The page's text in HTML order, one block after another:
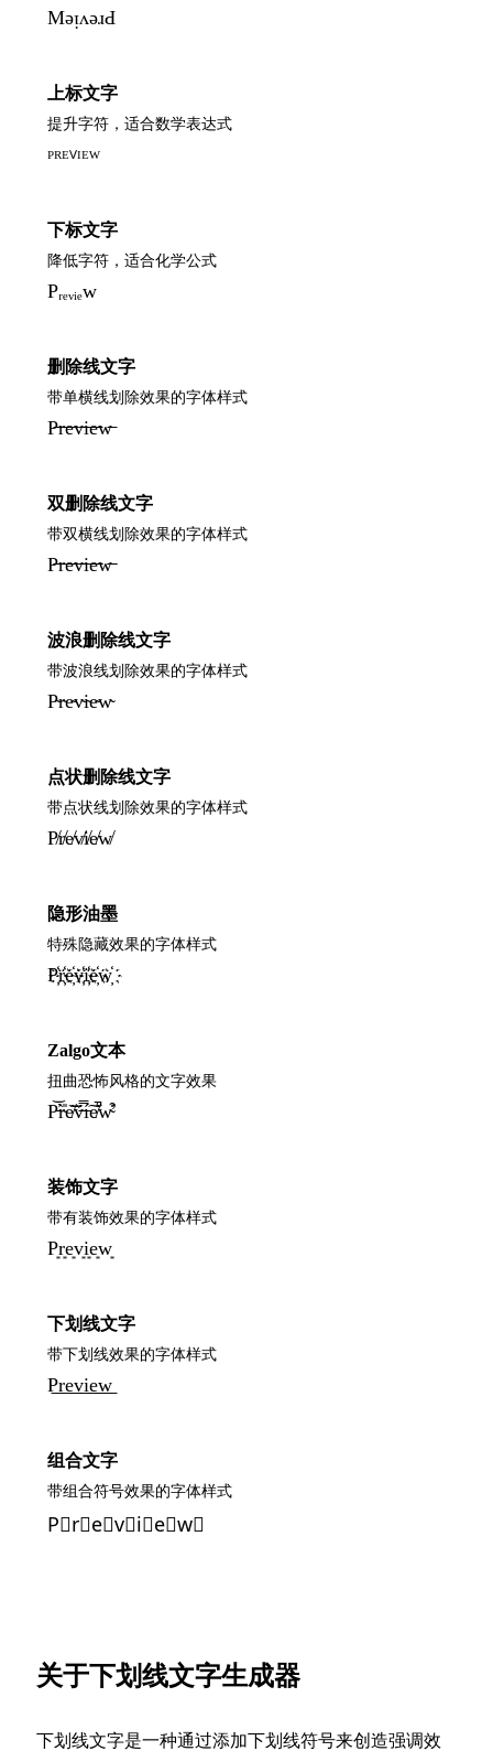
MǝᴉʌǝɹԀ
上标文字
提升字符，适合数学表达式
ᴾᴿᴱⱽᴵᴱᵂ
下标文字
降低字符，适合化学公式
Pᵣₑᵥᵢₑw
删除线文字
带单横线划除效果的字体样式
P̶r̶e̶v̶i̶e̶w̶
双删除线文字
带双横线划除效果的字体样式
P̶̶r̶̶e̶̶v̶̶i̶̶e̶̶w̶̶
波浪删除线文字
带波浪线划除效果的字体样式
P̴r̴e̴v̴i̴e̴w̴
点状删除线文字
带点状线划除效果的字体样式
P̸r̸e̸v̸i̸e̸w̸
隐形油墨
特殊隐藏效果的字体样式
P҉r҉e҉v҉i҉e҉w҉
Zalgo文本
扭曲恐怖风格的文字效果
P̵̕͝r̴̀̎e̸͂͝v̶̈́̿í̵͠e̸͛̚w̴̛͒
装饰文字
带有装饰效果的字体样式
P͙r͙e͙v͙i͙e͙w͙
下划线文字
带下划线效果的字体样式
P͟r͟e͟v͟i͟e͟w͟
组合文字
带组合符号效果的字体样式
P⃠r⃠e⃠v⃠i⃠e⃠w⃠
关于下划线文字生成器
下划线文字是一种通过添加下划线符号来创造强调效